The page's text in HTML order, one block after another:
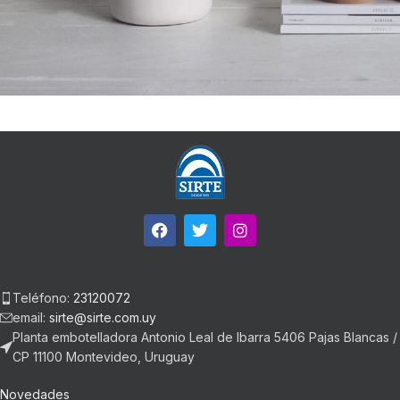
Teléfono: 23120072
email: sirte@sirte.com.uy
Planta embotelladora Antonio Leal de Ibarra 5406 Pajas Blancas /
CP 11100 Montevideo, Uruguay
Novedades